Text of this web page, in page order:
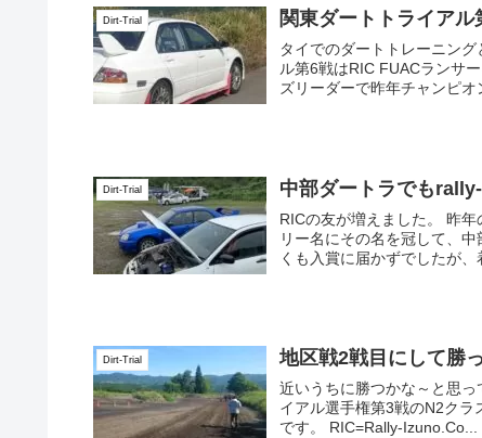
Dirt-Trial 関東ダートトライアル
タイでのダートトレーニン
ル第6戦はRIC FUACランサ
ズリーダーで昨年チャンピオ
Dirt-Trial 中部ダートラでも
RICの友が増えました。 昨
リー名にその名を冠して、
くも入賞に届かずでしたが、
Dirt-Trial 地区戦2戦目にして勝
近いうちに勝つかな～と思
イアル選手権第3戦のN2クラ
です。 RIC=Rally-Izuno.Co...